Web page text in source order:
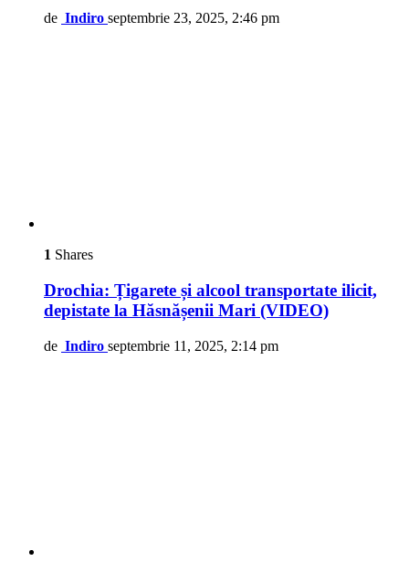
de Indiro septembrie 23, 2025, 2:46 pm
1 Shares
Drochia: Țigarete și alcool transportate ilicit,
depistate la Hăsnășenii Mari (VIDEO)
de Indiro septembrie 11, 2025, 2:14 pm